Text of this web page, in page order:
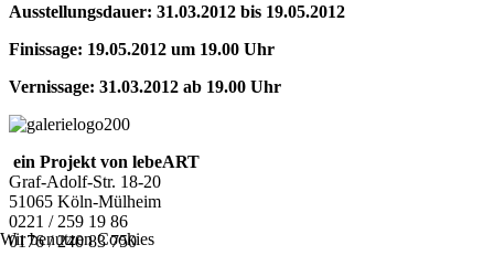
Ausstellungsdauer: 31.03.2012 bis 19.05.2012
Finissage: 19.05.2012 um 19.00 Uhr
Vernissage: 31.03.2012 ab 19.00 Uhr
ein Projekt von lebeART
Graf-Adolf-Str. 18-20
51065 Köln-Mülheim
0221 / 259 19 86
0176 / 240 83 750
Wir benutzen Cookies